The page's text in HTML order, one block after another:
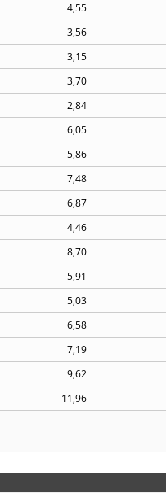
4,55
3,56
3,15
3,70
2,84
6,05
5,86
7,48
6,87
4,46
8,70
5,91
5,03
6,58
7,19
9,62
11,96